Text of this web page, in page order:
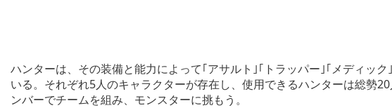
ハンターは、その装備と能力によって｢アサルト｣｢トラッパー｣｢メディッ
いる。それぞれ5人のキャラクターが存在し、使用できるハンターは総勢
ンバーでチームを組み、モンスターに挑もう。